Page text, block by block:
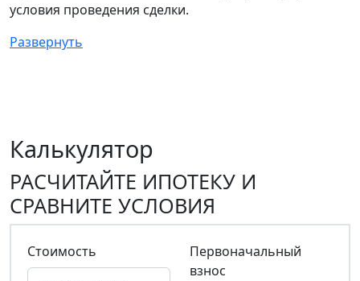
условия проведения сделки.
Развернуть
Калькулятор
РАСЧИТАЙТЕ ИПОТЕКУ И
СРАВНИТЕ УСЛОВИЯ
Стоимость
Первоначальный
взнос